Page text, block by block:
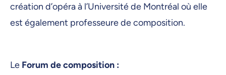
création d’opéra à l’Université de Montréal où elle
est également professeure de composition.
Le Forum de composition :